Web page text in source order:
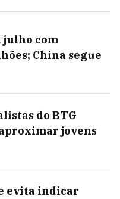
julho com
China segue
do BTG
jovens
evita indicar